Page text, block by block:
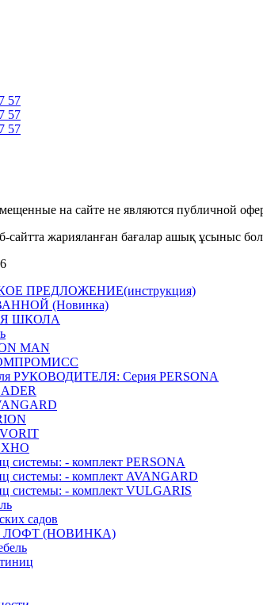
57
57
57
на сайте не являются публичной
сайтта жарияланған бағалар ашық ұсыныс
ПРЕДЛОЖЕНИЕ(инструкция)
(Новинка)
ШКОЛА
MAN
РУКОВОДИТЕЛЯ: Серия PERSONA
системы: - комплект PERSONA
системы: - комплект AVANGARD
системы: - комплект VULGARIS
садов
ЛОФТ (НОВИНКА)